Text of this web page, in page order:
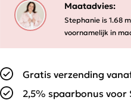
Maatadvies:
Stephanie is 1.68
voornamelijk in
Gratis verzending
2,5% spaarbonus voor